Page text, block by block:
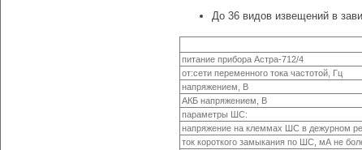
До 36 видов извещений в
питание прибора Астра-712/4
от:сети переменного тока частотой, Гц
напряжением, В
АКБ напряжением, В
параметры ШС:
напряжение на клеммах ШС в дежурном
ток короткого замыкания по ШС, мА не